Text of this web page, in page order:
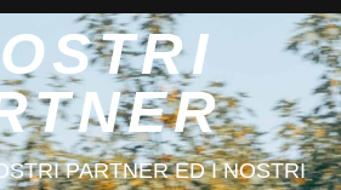
PARTNER ED I NOSTRI